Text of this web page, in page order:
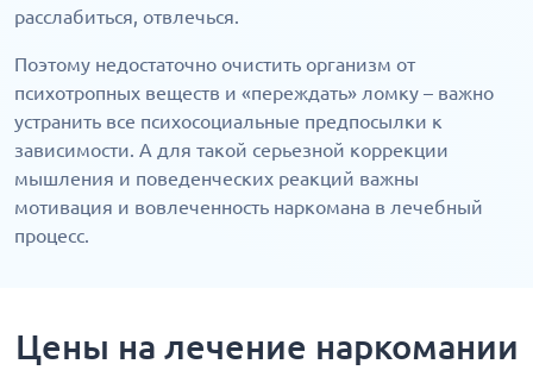
расслабиться, отвлечься.
Поэтому недостаточно очистить организм от
психотропных веществ и «переждать» ломку – важно
устранить все психосоциальные предпосылки к
зависимости. А для такой серьезной коррекции
мышления и поведенческих реакций важны
мотивация и вовлеченность наркомана в лечебный
процесс.
Цены на лечение наркомании